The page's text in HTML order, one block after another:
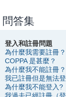
問答集
登入和註冊問題
為什麼我需要註冊？
COPPA 是甚麼？
為什麼我不能註冊？
我已註冊但是無法登
為什麼我不能登入?
我過去已經註冊（